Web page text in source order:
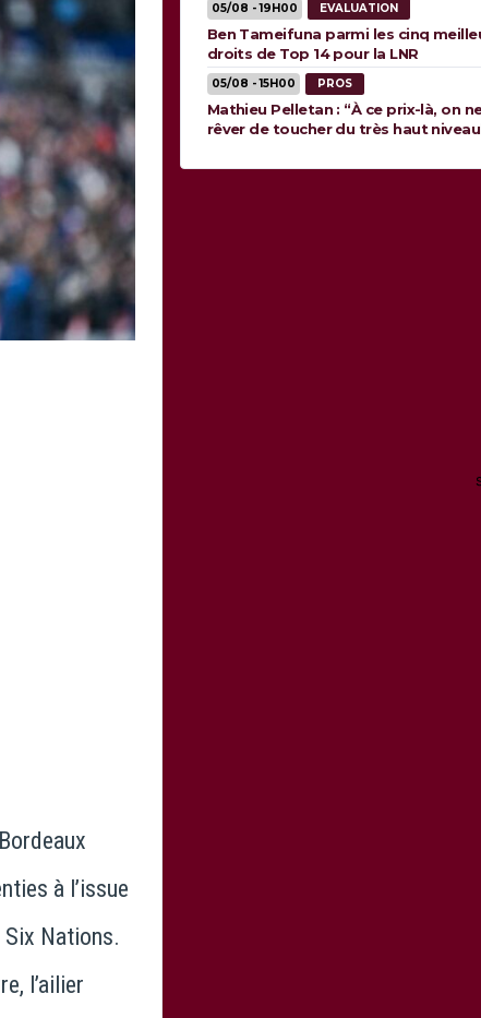
à l’issue
Nations.
, l’ailier
05/08 - 19H00 EVALUATION
Ben Tameifuna parmi les cinq
droits de Top 14 pour la LNR
05/08 - 15H00 PROS
Mathieu Pelletan : “À ce prix-là, on
rêver de toucher du très haut